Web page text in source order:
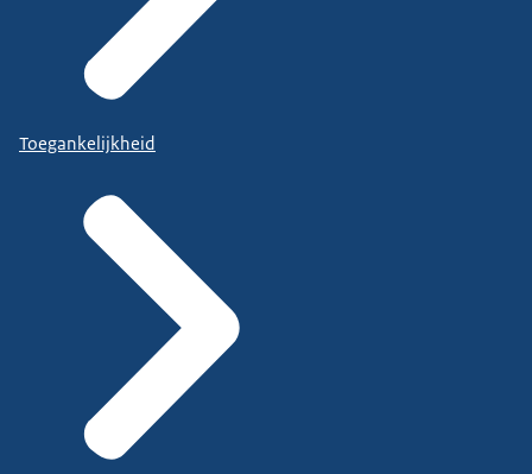
Toegankelijkheid